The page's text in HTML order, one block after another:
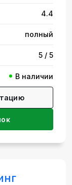
4.4
полный
5 / 5
В наличии